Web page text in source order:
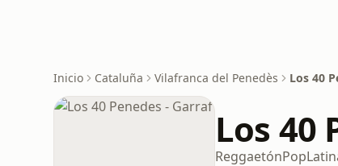
Inicio Cataluña Vilafranca del Penedès Los 40
Los 40
ReggaetónPop